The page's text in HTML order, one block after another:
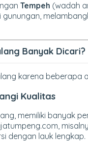
Tempeh (wadah
Banyak Dicari?
karena beberapa
Kualitas
memiliki banyak
dengan lauk lengkap.